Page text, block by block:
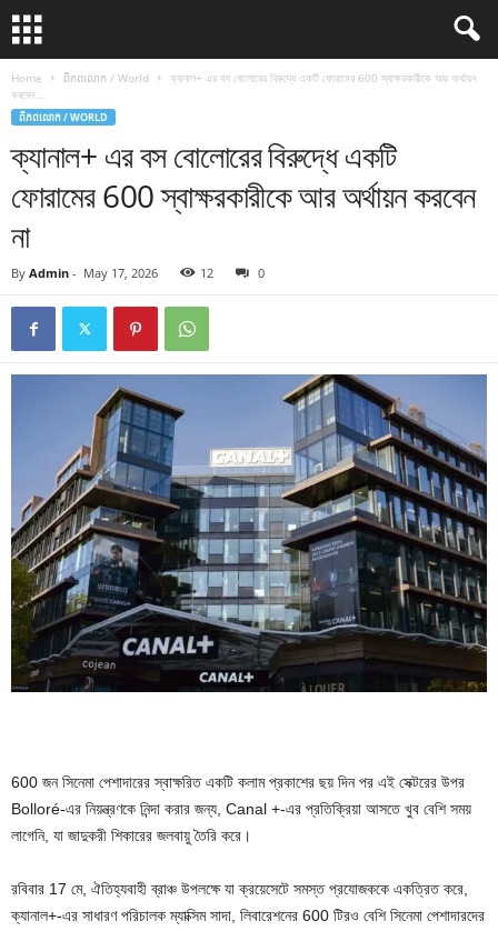
Home ពិភពលោក / World
ক্যানাল+ এর বস বোলোরের বিরুদ্ধে একটি ফোরামের 600 স্বাক্ষরকারীকে আর অর্থায়ন
করবেন...
ពិភពលោក / WORLD
ক্যানাল+ এর বস বোলোরের বিরুদ্ধে একটি
ফোরামের 600 স্বাক্ষরকারীকে আর অর্থায়ন করবেন
না
By Admin - May 17, 2026 12 0
600 জন সিনেমা পেশাদারের স্বাক্ষরিত একটি কলাম প্রকাশের ছয় দিন পর এই সেক্টরের উপর
Bolloré-এর নিয়ন্ত্রণকে নিন্দা করার জন্য, Canal +-এর প্রতিক্রিয়া আসতে খুব বেশি সময়
লাগেনি, যা জাদুকরী শিকারের জলবায়ু তৈরি করে।
রবিবার 17 মে, ঐতিহ্যবাহী ব্রাঞ্চ উপলক্ষে যা ক্রয়েসেটে সমস্ত প্রযোজককে একত্রিত করে,
ক্যানাল+-এর সাধারণ পরিচালক ম্যাক্সিম সাদা, লিবারেশনের 600 টিরও বেশি সিনেমা পেশাদারদের